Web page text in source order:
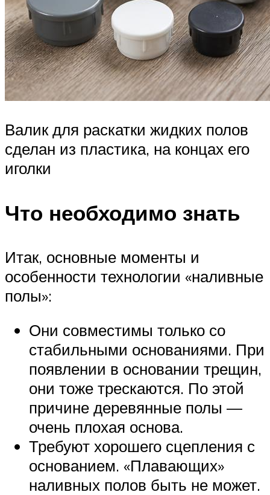
Валик для раскатки жидких полов
сделан из пластика, на концах его
иголки
Что необходимо знать
Итак, основные моменты и
особенности технологии «наливные
полы»:
Они совместимы только со
стабильными основаниями. При
появлении в основании трещин,
они тоже трескаются. По этой
причине деревянные полы —
очень плохая основа.
Требуют хорошего сцепления с
основанием. «Плавающих»
наливных полов быть не может.